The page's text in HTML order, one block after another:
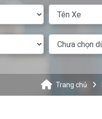
Trang chủ